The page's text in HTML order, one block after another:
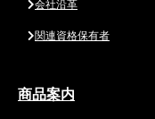
会社沿革
関連資格保有者
商品案内